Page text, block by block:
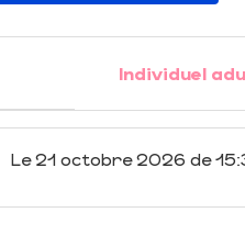
Individuel
Le 21 octobre 2026 de